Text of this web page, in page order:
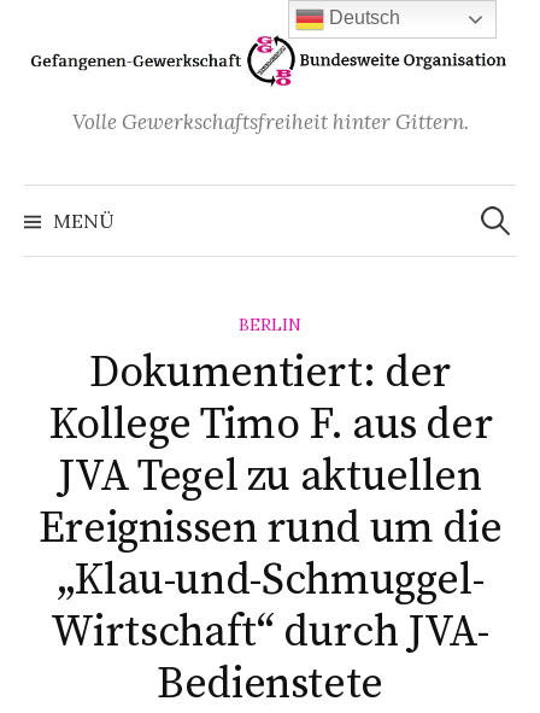
Inhalt
überspringen
Volle Gewerkschaftsfreiheit hinter Gittern.
MENÜ
Suchen
nach:
BERLIN
Dokumentiert: der
Kollege Timo F. aus der
JVA Tegel zu aktuellen
Ereignissen rund um die
„Klau-und-Schmuggel-
Wirtschaft“ durch JVA-
Bedienstete
Deutsch